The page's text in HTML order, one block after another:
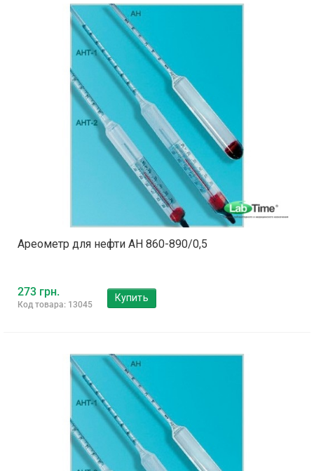
Ареометр для нефти АН 860-890/0,5
273 грн.
Код товара: 13045
Купить